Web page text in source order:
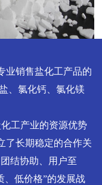
销售盐化工产品的
、氯化钙、氯化镁
工产业的资源优势
了长期稳定的合作关
结协助、用户至
、低价格”的发展战